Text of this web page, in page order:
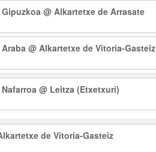
Gipuzkoa@ Alkartetxe de Arrasate
Araba@ Alkartetxe de Vitoria-Gasteiz
Nafarroa@ Leitza (Etxetxuri)
de Vitoria-Gasteiz